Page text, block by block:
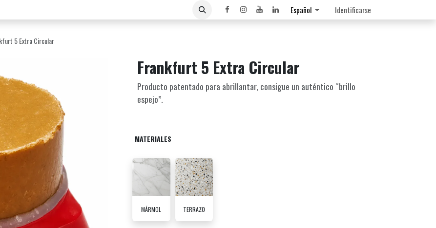
Español Identificarse
5 Extra Circular
Frankfurt 5 Extra Circular
Producto patentado para abrillantar, consigue un auténtico “brillo
espejo”.
MÁRMOL TERRAZO
MATERIALES